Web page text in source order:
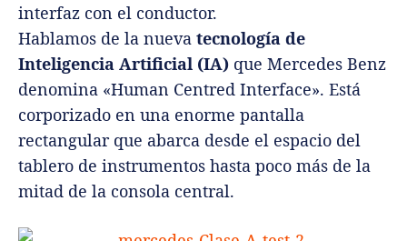
interfaz con el conductor.
Hablamos de la nueva tecnología de
Inteligencia Artificial (IA) que Mercedes Benz
denomina «Human Centred Interface». Está
corporizado en una enorme pantalla
rectangular que abarca desde el espacio del
tablero de instrumentos hasta poco más de la
mitad de la consola central.